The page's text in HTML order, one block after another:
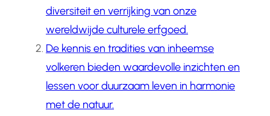
diversiteit en verrijking van onze
wereldwijde culturele erfgoed.
De kennis en tradities van inheemse
volkeren bieden waardevolle inzichten en
lessen voor duurzaam leven in harmonie
met de natuur.